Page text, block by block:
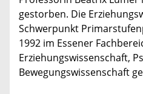
gestorben. Die
Schwerpunkt
1992 im Essener
Erziehungswissenschaft,
Bewegungswissenschaft